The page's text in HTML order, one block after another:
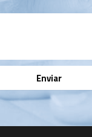
Enviar